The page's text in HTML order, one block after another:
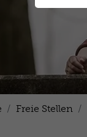
Freie Stellen